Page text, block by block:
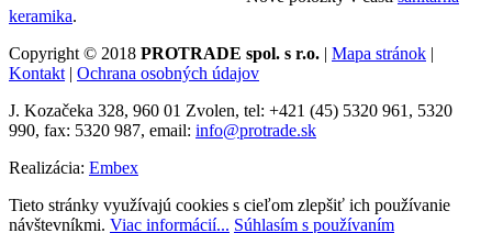
keramika.
Copyright © 2018 PROTRADE spol. s r.o. | Mapa stránok |
Kontakt | Ochrana osobných údajov
J. Kozačeka 328, 960 01 Zvolen, tel: +421 (45) 5320 961, 5320
990, fax: 5320 987, email: info@protrade.sk
Realizácia: Embex
Tieto stránky využívajú cookies s cieľom zlepšiť ich používanie
návštevníkmi. Viac informácií... Súhlasím s používaním